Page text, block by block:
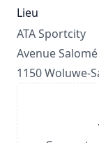
Lieu
ATA Sportcity
Avenue
1150 Woluwe-